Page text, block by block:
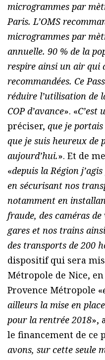
microgrammes par
Paris. L’OMS
microgrammes par
annuelle. 90 % de la
respire ainsi un air qui
recommandées. Ce
réduire l’utilisation de
COP d’avance». «C’est
préciser, que je
que je suis heureux de
aujourd’hui.». Et de
«depuis la Région
en sécurisant nos
notamment en
fraude, des caméras
gares et nos trains
des transports de 200
dispositif qui sera
Métropole de Nice,
Provence Métropole «
ailleurs la mise en
pour la rentrée 2018»,
le financement de ce
avons, sur cette seule